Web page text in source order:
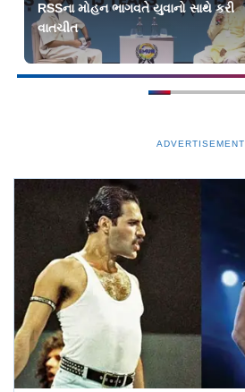
RSSના મોહન ભાગવતે યુવાનો સાથે કરી
વાતચીત
ADVERTISEMENT